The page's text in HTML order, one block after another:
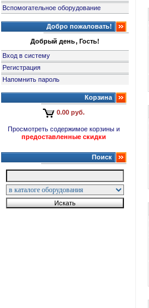
Вспомогательное оборудование
Добро пожаловать!
Добрый день, Гость!
Вход в систему
Регистрация
Напомнить пароль
Корзина
0.00 руб.
Просмотреть содержимое корзины и
предоставленные скидки
Поиск